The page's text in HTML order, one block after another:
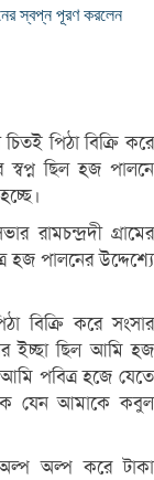
স্বপ্ন পূরণ করলেন
পিঠা বিক্রি করে
স্বপ্ন ছিল হজ পালনে
রামচন্দ্রদী গ্রামের
হজ পালনের উদ্দেশ্যে
বিক্রি করে সংসার
ইচ্ছা ছিল আমি হজ
পবিত্র হজে যেতে
যেন আমাকে কবুল
অল্প করে টাকা